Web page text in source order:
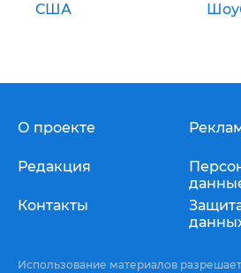
США
О проекте
Редакция
Контакты
Использование материалов